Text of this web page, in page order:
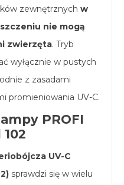
zewnętrznych w
nie mogą
zwierzęta. Tryb
wyłącznie w pustych
z zasadami
promieniowania UV-C.
PROFI
UV-C
sprawdzi się w wielu